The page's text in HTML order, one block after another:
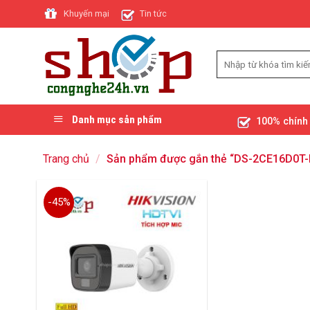
to
Khuyến mại Tin tức
Danh mục sản phẩm 100%
Trang chủ / Sản phẩm được gắn thẻ “DS-2CE16D0T-
-45%